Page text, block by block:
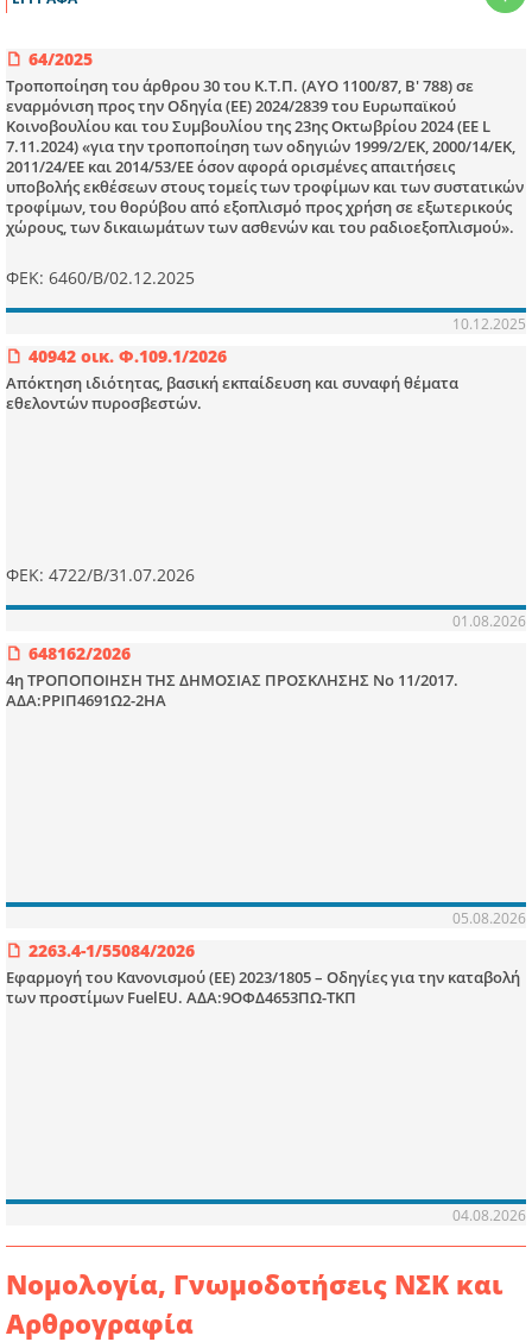
64/2025
Τροποποίηση του άρθρου 30 του Κ.Τ.Π. (ΑΥΟ 1100/87, Β' 788) σε
εναρμόνιση προς την Οδηγία (ΕΕ) 2024/2839 του Ευρωπαϊκού
Κοινοβουλίου και του Συμβουλίου της 23ης Οκτωβρίου 2024 (ΕΕ L
7.11.2024) «για την τροποποίηση των οδηγιών 1999/2/ΕΚ, 2000/14/ΕΚ,
2011/24/ΕΕ και 2014/53/ΕΕ όσον αφορά ορισμένες απαιτήσεις
υποβολής εκθέσεων στους τομείς των τροφίμων και των συστατικών
τροφίμων, του θορύβου από εξοπλισμό προς χρήση σε εξωτερικούς
χώρους, των δικαιωμάτων των ασθενών και του ραδιοεξοπλισμού».
ΦΕΚ: 6460/Β/02.12.2025
10.12.2025
40942 οικ. Φ.109.1/2026
Απόκτηση ιδιότητας, βασική εκπαίδευση και συναφή θέματα
εθελοντών πυροσβεστών.
ΦΕΚ: 4722/Β/31.07.2026
01.08.2026
648162/2026
4η ΤΡΟΠΟΠΟΙΗΣΗ ΤΗΣ ΔΗΜΟΣΙΑΣ ΠΡΟΣΚΛΗΣΗΣ Νο 11/2017.
ΑΔΑ:ΡΡΙΠ4691Ω2-2ΗΑ
05.08.2026
2263.4-1/55084/2026
Εφαρμογή του Κανονισμού (ΕΕ) 2023/1805 – Οδηγίες για την καταβολή
των προστίμων FuelEU. ΑΔΑ:9ΟΦΔ4653ΠΩ-ΤΚΠ
04.08.2026
Νομολογία, Γνωμοδοτήσεις ΝΣΚ και
Αρθρογραφία